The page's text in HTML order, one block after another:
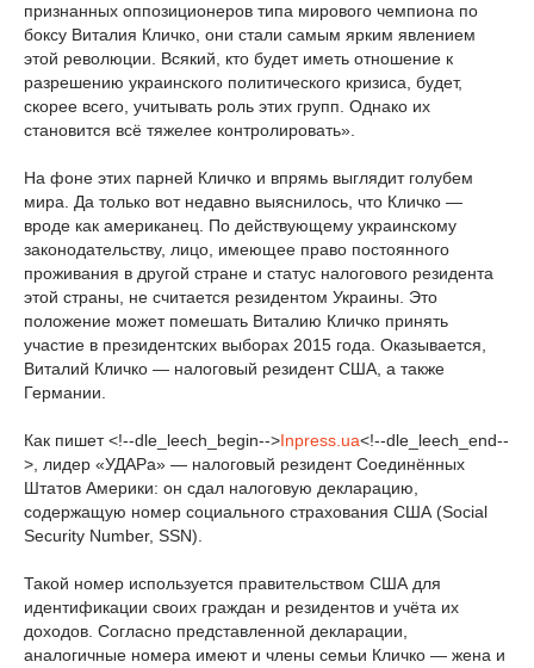
признанных оппозиционеров типа мирового чемпиона по
боксу Виталия Кличко, они стали самым ярким явлением
этой революции. Всякий, кто будет иметь отношение к
разрешению украинского политического кризиса, будет,
скорее всего, учитывать роль этих групп. Однако их
становится всё тяжелее контролировать».
На фоне этих парней Кличко и впрямь выглядит голубем
мира. Да только вот недавно выяснилось, что Кличко —
вроде как американец. По действующему украинскому
законодательству, лицо, имеющее право постоянного
проживания в другой стране и статус налогового резидента
этой страны, не считается резидентом Украины. Это
положение может помешать Виталию Кличко принять
участие в президентских выборах 2015 года. Оказывается,
Виталий Кличко — налоговый резидент США, а также
Германии.
Как пишет <!--dle_leech_begin-->Inpress.ua<!--dle_leech_end--
>, лидер «УДАРа» — налоговый резидент Соединённых
Штатов Америки: он сдал налоговую декларацию,
содержащую номер социального страхования США (Social
Security Number, SSN).
Такой номер используется правительством США для
идентификации своих граждан и резидентов и учёта их
доходов. Согласно представленной декларации,
аналогичные номера имеют и члены семьи Кличко — жена и